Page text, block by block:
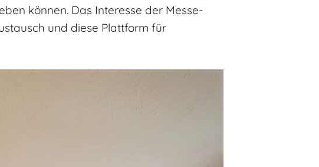
können. Das Interesse der Messe-
und diese Plattform für